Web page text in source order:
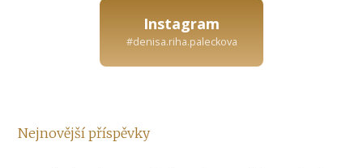
Instagram
#denisa.riha.paleckova
Nejnovější příspěvky